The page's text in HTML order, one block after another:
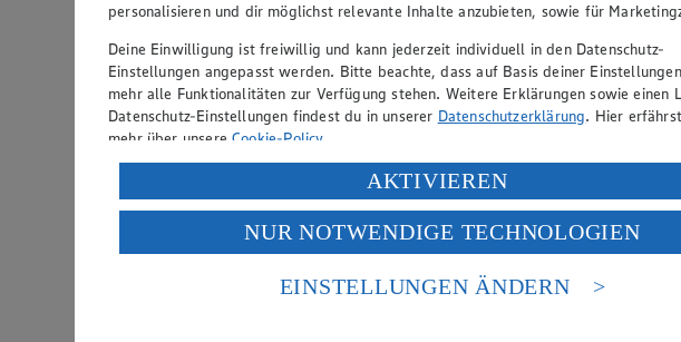
personalisieren und dir möglichst relevante Inhalte anzubieten, sowie für
Deine Einwilligung ist freiwillig und kann jederzeit individuell in den Datenschutz-
Einstellungen angepasst werden. Bitte beachte, dass auf Basis deiner
mehr alle Funktionalitäten zur Verfügung stehen. Weitere Erklärungen sowie einen
Datenschutz-Einstellungen findest du in unserer Datenschutzerklärung. Hier
mehr über unsereCookie-Policy.
Verarbeitung deiner personenbezogenen Daten in den USA durch Facebook und
Wenn du auf „Aktivieren“ klickst, willigst du im Sinne des Art. 49 Abs. 1 Satz 1 lit.
ein, dass deine Daten in den USA verarbeitet werden. Der EuGH sieht die USA als
einem nach europäischen Standards nicht angemessenen Datenschutzniveau an. Es
Risiko eines Zugriffs durch US-amerikanische Behörden.
AKTIVIEREN
NUR NOTWENDIGE TECHNOLOGIEN
EINSTELLUNGEN ÄNDERN